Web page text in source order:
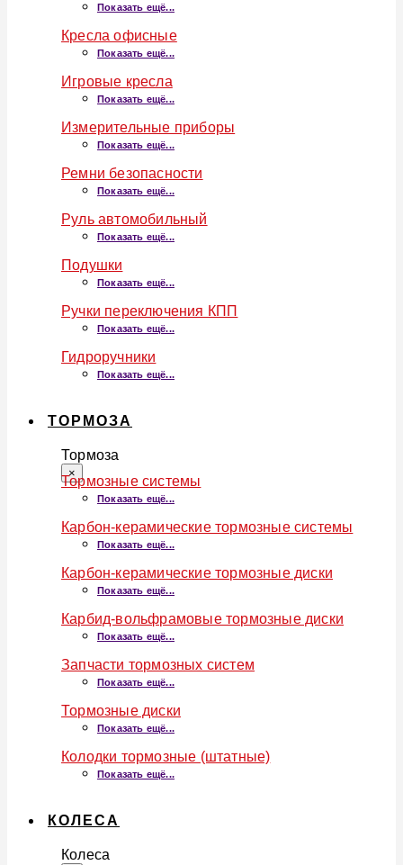
Показать ещё...
Кресла офисные
Показать ещё...
Игровые кресла
Показать ещё...
Измерительные приборы
Показать ещё...
Ремни безопасности
Показать ещё...
Руль автомобильный
Показать ещё...
Подушки
Показать ещё...
Ручки переключения КПП
Показать ещё...
Гидроручники
Показать ещё...
ТОРМОЗА
Тормоза
×
Тормозные системы
Показать ещё...
Карбон-керамические тормозные системы
Показать ещё...
Карбон-керамические тормозные диски
Показать ещё...
Карбид-вольфрамовые тормозные диски
Показать ещё...
Запчасти тормозных систем
Показать ещё...
Тормозные диски
Показать ещё...
Колодки тормозные (штатные)
Показать ещё...
КОЛЕСА
Колеса